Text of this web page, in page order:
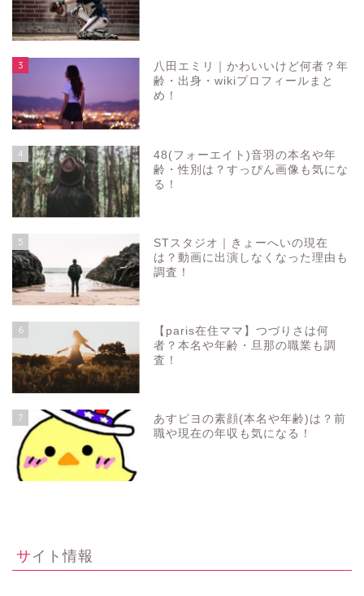
3
八田エミリ｜かわいいけど何者？年
齢・出身・wikiプロフィールまと
め！
4
48(フォーエイト)音羽の本名や年
齢・性別は？すっぴん画像も気にな
る！
5
STスタジオ｜きょーへいの現在
は？動画に出演しなくなった理由も
調査！
6
【paris在住ママ】つづりさは何
者？本名や年齢・旦那の職業も調
査！
7
あすピヨの素顔(本名や年齢)は？前
職や現在の年収も気になる！
サイト情報